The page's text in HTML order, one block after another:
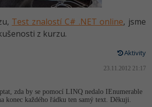
a verzování
MariaDB
developer
administrátor
Test znalostí C# .NET online, jsme
z kurzu.
Aktivity
23.11.2012 21:17
zda by se pomocí LINQ nedalo IEnumerable
konec každého řádku ten samý text. Děkuji.